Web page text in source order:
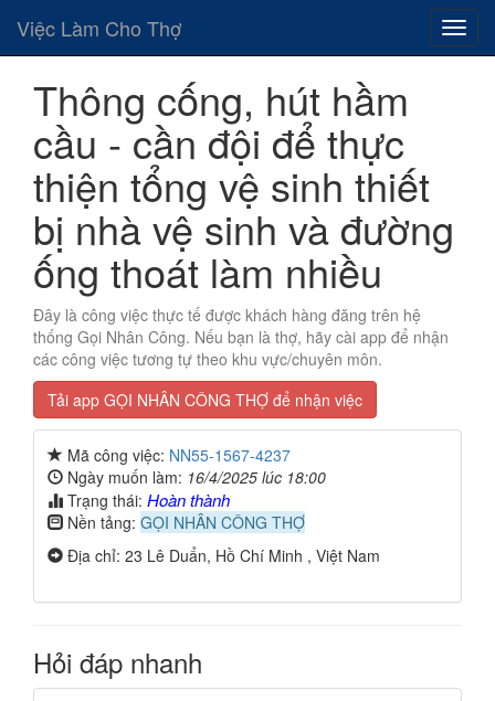
Việc Làm Cho Thợ
Thông cống, hút hầm
cầu - cần đội để thực
thiện tổng vệ sinh thiết
bị nhà vệ sinh và đường
ống thoát làm nhiều
Đây là công việc thực tế được khách hàng đăng trên hệ
thống Gọi Nhân Công. Nếu bạn là thợ, hãy cài app để nhận
các công việc tương tự theo khu vực/chuyên môn.
Tải app GỌI NHÂN CÔNG THỢ để nhận việc
Mã công việc: NN55-1567-4237
Ngày muốn làm: 16/4/2025 lúc 18:00
Trạng thái: Hoàn thành
Nền tảng: GỌI NHÂN CÔNG THỢ
Địa chỉ: 23 Lê Duẩn, Hồ Chí Minh , Việt Nam
Hỏi đáp nhanh